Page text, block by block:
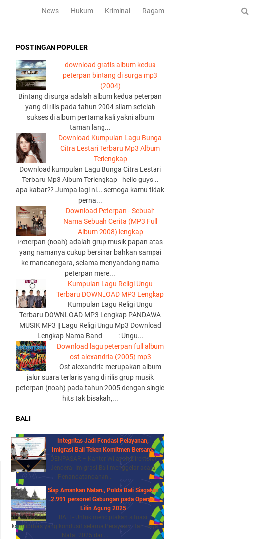
News Hukum Kriminal Ragam
POSTINGAN POPULER
download gratis album kedua
peterpan bintang di surga mp3
(2004)
Bintang di surga adalah album kedua peterpan
yang di rilis pada tahun 2004 silam setelah
sukses di album pertama kali yakni album
taman lang...
Download Kumpulan Lagu Bunga
Citra Lestari Terbaru Mp3 Album
Terlengkap
Download kumpulan Lagu Bunga Citra Lestari
Terbaru Mp3 Album Terlengkap - hello guys...
apa kabar?? Jumpa lagi ni... semoga kamu tidak
perna...
Download Peterpan - Sebuah
Nama Sebuah Cerita (MP3 Full
Album 2008) lengkap
Peterpan (noah) adalah grup musik papan atas
yang namanya cukup bersinar bahkan sampai
ke mancanegara, selama menyandang nama
peterpan mere...
Kumpulan Lagu Religi Ungu
Terbaru DOWNLOAD MP3 Lengkap
Kumpulan Lagu Religi Ungu
Terbaru DOWNLOAD MP3 Lengkap PANDAWA
MUSIK MP3 || Lagu Religi Ungu Mp3 Download
Lengkap Nama Band : Ungu...
Download lagu peterpan full album
ost alexandria (2005) mp3
Ost alexandria merupakan album
jalur suara terlaris yang di rilis grup musik
peterpan (noah) pada tahun 2005 dengan single
hits tak bisakah,...
BALI
Integritas Jadi Fondasi Pelayanan,
Imigrasi Bali Teken Komitmen Bersama
DENPASAR – Kantor Wilayah Direktorat
Jenderal Imigrasi Bali menggelar acara
Penandatanganan...
Siap Amankan Nataru, Polda Bali Siagakan
2.991 personel Gabungan pada Operasi
Lilin Agung 2025
BALI - Untuk menciptakan situasi
kamtibmas yang kondusif selama Perayaan Hari Raya
Natal 2025 dan...